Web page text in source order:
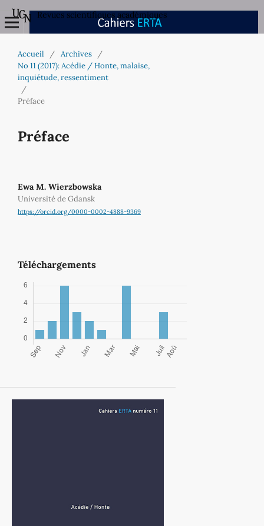
Revues scientifiques académiques
Accueil / Archives
/
No 11 (2017): Acédie / Honte, malaise,
inquiétude, ressentiment
/
Préface
Préface
Ewa M. Wierzbowska
Université de Gdansk
https://orcid.org/0000-0002-4888-9369
Téléchargements